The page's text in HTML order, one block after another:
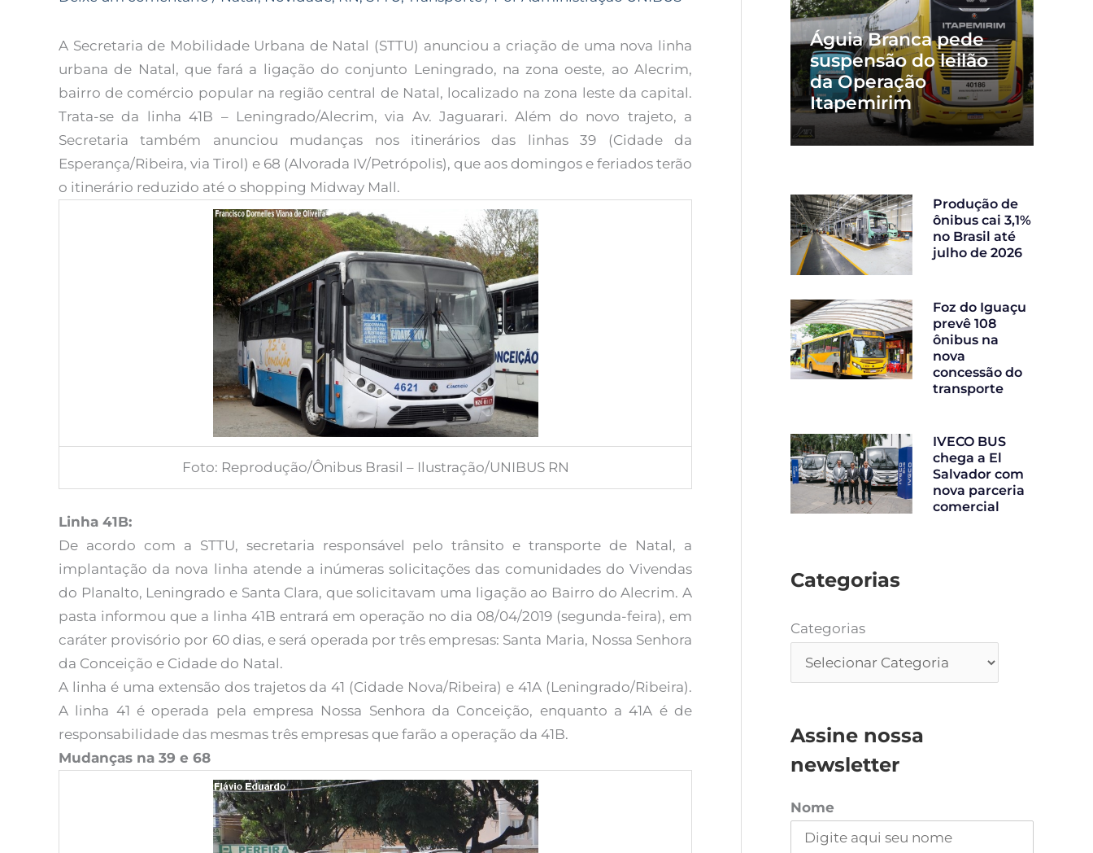
A Secretaria de Mobilidade Urbana de Natal (STTU) anunciou a criação de uma nova linha
urbana de Natal, que fará a ligação do conjunto Leningrado, na zona oeste, ao Alecrim,
bairro de comércio popular na região central de Natal, localizado na zona leste da capital.
Trata-se da linha 41B – Leningrado/Alecrim, via Av. Jaguarari. Além do novo trajeto, a
Secretaria também anunciou mudanças nos itinerários das linhas 39 (Cidade da
Esperança/Ribeira, via Tirol) e 68 (Alvorada IV/Petrópolis), que aos domingos e feriados terão
o itinerário reduzido até o shopping Midway Mall.
Foto: Reprodução/Ônibus Brasil – Ilustração/UNIBUS RN
Linha 41B:
De acordo com a STTU, secretaria responsável pelo trânsito e transporte de Natal, a
implantação da nova linha atende a inúmeras solicitações das comunidades do Vivendas
do Planalto, Leningrado e Santa Clara, que solicitavam uma ligação ao Bairro do Alecrim. A
pasta informou que a linha 41B entrará em operação no dia 08/04/2019 (segunda-feira), em
caráter provisório por 60 dias, e será operada por três empresas: Santa Maria, Nossa Senhora
da Conceição e Cidade do Natal.
A linha é uma extensão dos trajetos da 41 (Cidade Nova/Ribeira) e 41A (Leningrado/Ribeira).
A linha 41 é operada pela empresa Nossa Senhora da Conceição, enquanto a 41A é de
responsabilidade das mesmas três empresas que farão a operação da 41B.
Mudanças na 39 e 68
Águia Branca pede
suspensão do leilão
da Operação
Itapemirim
Produção de
ônibus cai 3,1%
no Brasil até
julho de 2026
Foz do Iguaçu
prevê 108
ônibus na
nova
concessão do
transporte
IVECO BUS
chega a El
Salvador com
nova parceria
comercial
Categorias
Categorias
Assine nossa
newsletter
Nome